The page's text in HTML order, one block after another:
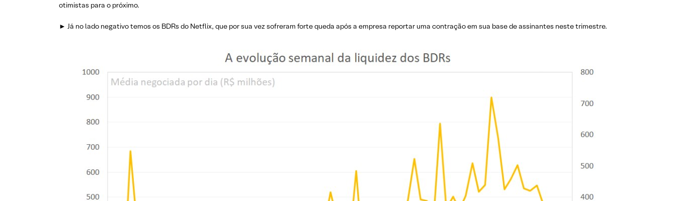
otimistas para o próximo.
► Já no lado negativo temos os BDRs do Netflix, que por sua vez sofreram forte queda após a empresa reportar uma contração em sua base de assinantes neste trimestre.